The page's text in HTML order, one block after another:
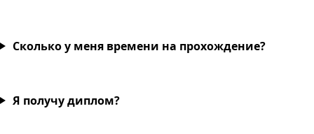
Сколько у меня времени на прохождение?
Я получу диплом?